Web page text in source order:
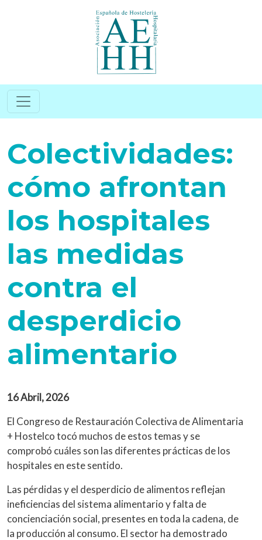
Colectividades:
cómo afrontan
los hospitales
las medidas
contra el
desperdicio
alimentario
16 Abril, 2026
El Congreso de Restauración Colectiva de Alimentaria
+ Hostelco tocó muchos de estos temas y se
comprobó cuáles son las diferentes prácticas de los
hospitales en este sentido.
Las pérdidas y el desperdicio de alimentos reflejan
ineficiencias del sistema alimentario y falta de
concienciación social, presentes en toda la cadena, de
la producción al consumo. El sector ha demostrado